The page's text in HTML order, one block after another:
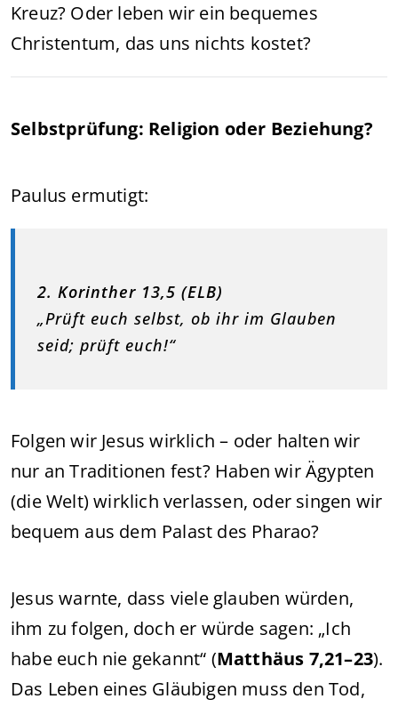
Kreuz? Oder leben wir ein bequemes
Christentum, das uns nichts kostet?
Selbstprüfung: Religion oder Beziehung?
Paulus ermutigt:
2. Korinther 13,5 (ELB)
„Prüft euch selbst, ob ihr im Glauben
seid; prüft euch!“
Folgen wir Jesus wirklich – oder halten wir
nur an Traditionen fest? Haben wir Ägypten
(die Welt) wirklich verlassen, oder singen wir
bequem aus dem Palast des Pharao?
Jesus warnte, dass viele glauben würden,
ihm zu folgen, doch er würde sagen: „Ich
habe euch nie gekannt“ (Matthäus 7,21–23).
Das Leben eines Gläubigen muss den Tod,